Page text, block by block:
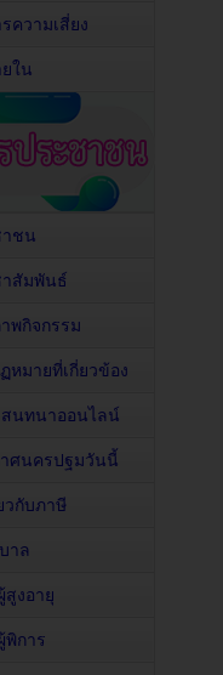
ความเสี่ยง
ใน
ชน
สัมพันธ์
พกิจกรรม
หมายที่เกี่ยวข้อง
สนทนาออนไลน์
ศนครปฐมวันนี้
วกับภาษี
าล
สูงอายุ
พิการ